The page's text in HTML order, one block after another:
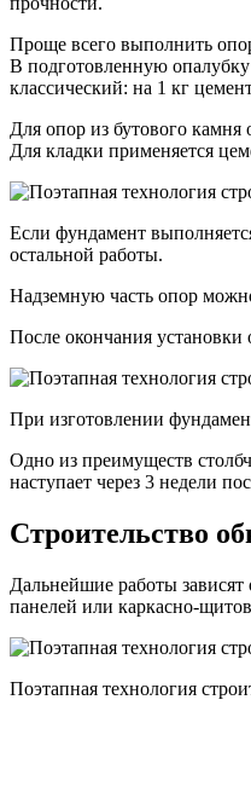
Проще всего выполнить
В подготовленную
классический: на 1 кг
Для опор из бутового
Для кладки применяется
Если фундамент
остальной работы.
Надземную часть опор
После окончания установки
При изготовлении
Одно из преимуществ
наступает через 3 недели
Строительство
Дальнейшие работы
панелей или каркасно-
Поэтапная технология